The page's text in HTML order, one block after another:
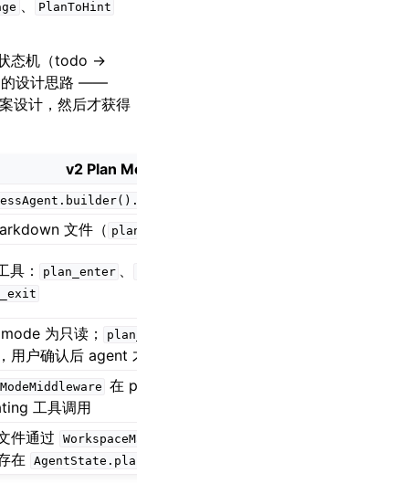
PlanToHint
态机（todo →
的设计思路 ——
设计，然后才获得
v2 Plan Mode
文件（ plans/PLAN.md
具： plan_enter 、
为只读； plan_exit
用户确认后 agent 才恢复写权限
在 plan mode 下阻止
工具调用
件通过 WorkspaceManager
在
AgentState.planModeContext